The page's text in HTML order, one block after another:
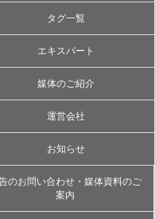
タグ一覧
エキスパート
媒体のご紹介
運営会社
お知らせ
のお問い合わせ・媒体資料のご
案内